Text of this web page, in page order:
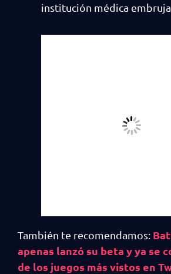
institución médica
También te recomendamos:
apenas lanzó su beta y ya se
de los juegos más vistos en